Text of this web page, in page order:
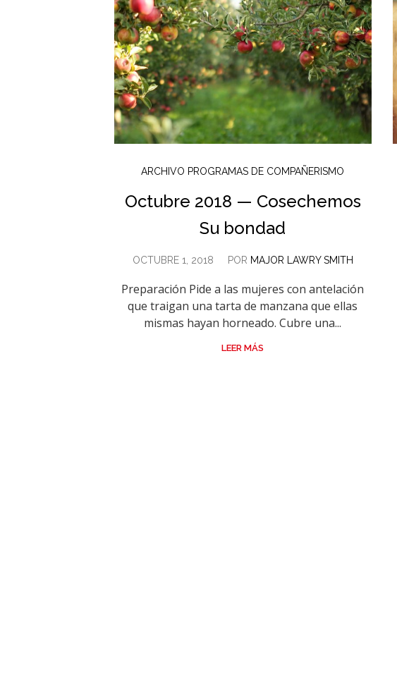
ARCHIVO PROGRAMAS DE COMPAÑERISMO
Octubre 2018 — Cosechemos
Su bondad
OCTUBRE 1, 2018 POR MAJOR LAWRY SMITH
Preparación Pide a las mujeres con antelación
que traigan una tarta de manzana que ellas
mismas hayan horneado. Cubre una...
LEER MÁS